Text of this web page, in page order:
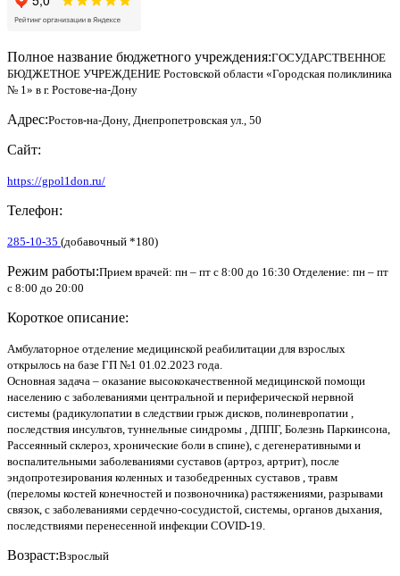
Полное название бюджетного учреждения:ГОСУДАРСТВЕННОЕ
БЮДЖЕТНОЕ УЧРЕЖДЕНИЕ Ростовской области «Городская поликлиника
№ 1» в г. Ростове-на-Дону
Адрес:Ростов-на-Дону, Днепропетровская ул., 50
Сайт:
https://gpol1don.ru/
Телефон:
285-10-35 (добавочный *180)
Режим работы:Прием врачей: пн – пт с 8:00 до 16:30 Отделение: пн – пт
с 8:00 до 20:00
Короткое описание:
Амбулаторное отделение медицинской реабилитации для взрослых
открылось на базе ГП №1 01.02.2023 года.
Основная задача – оказание высококачественной медицинской помощи
населению с заболеваниями центральной и периферической нервной
системы (радикулопатии в следствии грыж дисков, полиневропатии ,
последствия инсультов, туннельные синдромы , ДППГ, Болезнь Паркинсона,
Рассеянный склероз, хронические боли в спине), с дегенеративными и
воспалительными заболеваниями суставов (артроз, артрит), после
эндопротезирования коленных и тазобедренных суставов , травм
(переломы костей конечностей и позвоночника) растяжениями, разрывами
связок, с заболеваниями сердечно-сосудистой, системы, органов дыхания,
последствиями перенесенной инфекции COVID-19.
Возраст:Взрослый